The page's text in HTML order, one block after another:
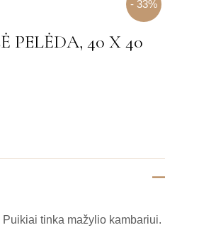
- 33%
PELĖDA, 40 X 40
tinka mažylio kambariui.